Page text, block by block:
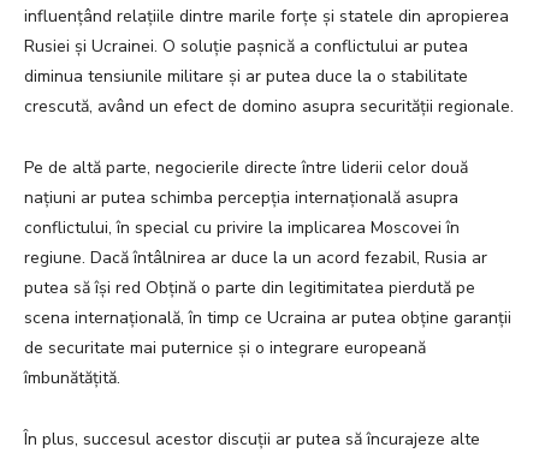
influențând relațiile dintre marile forțe și statele din apropierea
Rusiei și Ucrainei. O soluție pașnică a conflictului ar putea
diminua tensiunile militare și ar putea duce la o stabilitate
crescută, având un efect de domino asupra securității regionale.
Pe de altă parte, negocierile directe între liderii celor două
națiuni ar putea schimba percepția internațională asupra
conflictului, în special cu privire la implicarea Moscovei în
regiune. Dacă întâlnirea ar duce la un acord fezabil, Rusia ar
putea să își red Obțină o parte din legitimitatea pierdută pe
scena internațională, în timp ce Ucraina ar putea obține garanții
de securitate mai puternice și o integrare europeană
îmbunătățită.
În plus, succesul acestor discuții ar putea să încurajeze alte